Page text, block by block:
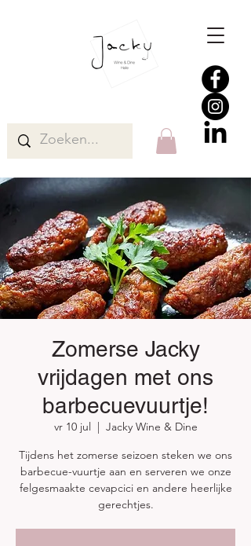
Zomerse Jacky
vrijdagen met ons
barbecuevuurtje!
vr 10 jul
Jacky Wine & Dine
Tijdens het zomerse seizoen steken we ons
barbecue-vuurtje aan en serveren we onze
felgesmaakte cevapcici en andere heerlijke
gerechtjes.